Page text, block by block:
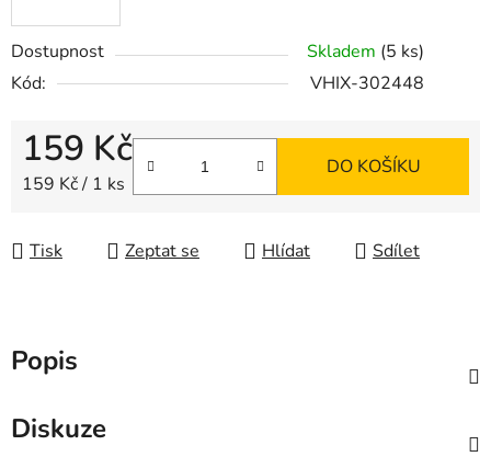
Dostupnost Skladem (5 ks)
Kód:
VHIX-302448
159 Kč
Měrná cena:
159 Kč / 1 ks
DO KOŠÍKU
Tisk Zeptat se Hlídat Sdílet
Popis
Diskuze